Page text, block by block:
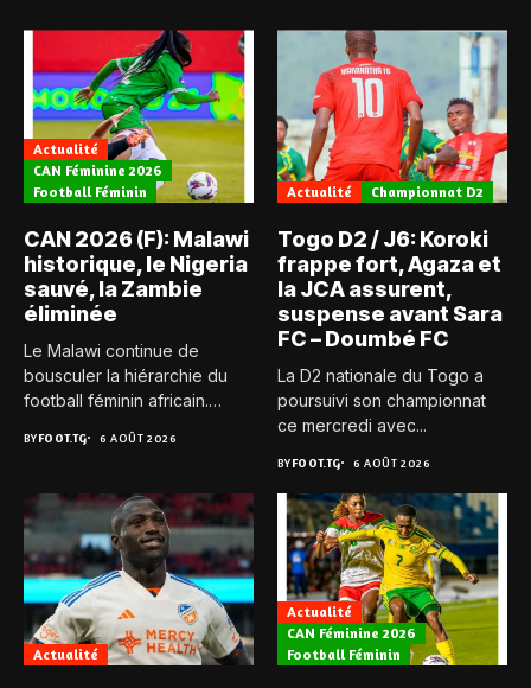
Actualité
CAN Féminine 2026
Football Féminin
CAN 2026 (F): Malawi
historique, le Nigeria
sauvé, la Zambie
éliminée
Le Malawi continue de
bousculer la hiérarchie du
football féminin africain.
BYFOOT.TG 6 AOÛT 2026
Actualité Championnat D2
Togo D2 / J6: Koroki
frappe fort, Agaza et
la JCA assurent,
suspense avant Sara
FC – Doumbé FC
La D2 nationale du Togo a
poursuivi son championnat
ce mercredi avec...
BYFOOT.TG 6 AOÛT 2026
Actualité
Actualité
CAN Féminine 2026
Football Féminin